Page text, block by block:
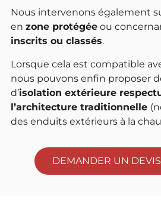
Nous intervenons également
en zone protégéeou
inscrits ou classés.
Lorsque cela est compatible
nous pouvons enfin proposer
d’isolation extérieure
l’architecture traditionnelle
des enduits extérieurs à la
DEMANDER UN